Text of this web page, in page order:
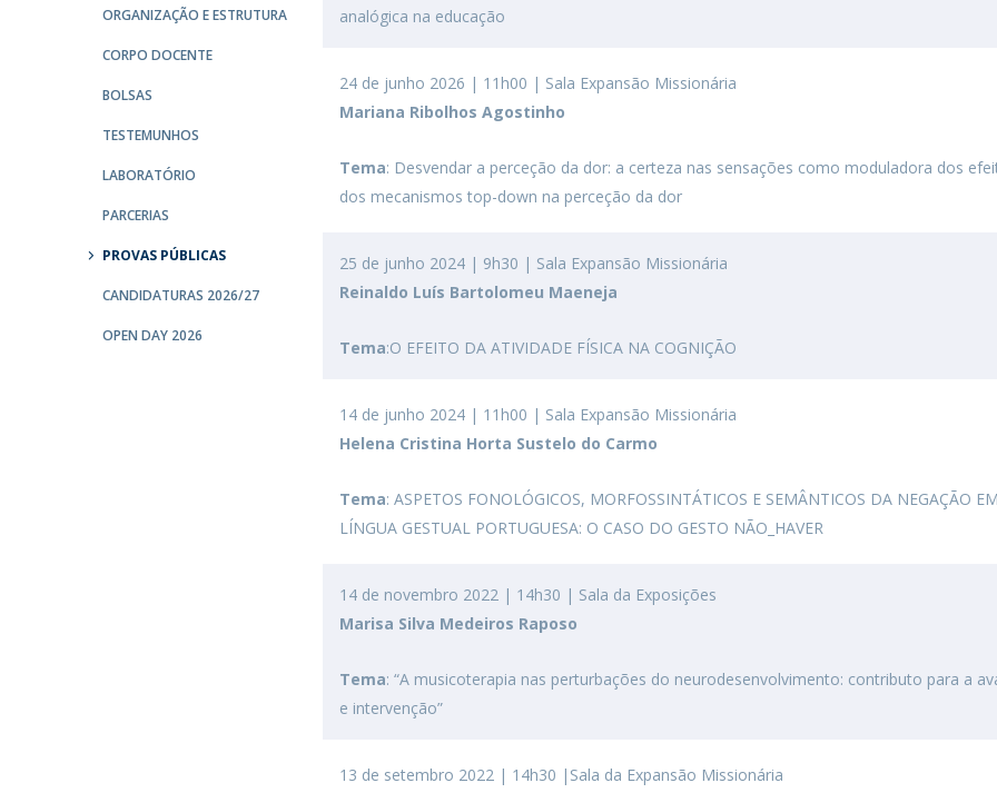
ORGANIZAÇÃO E ESTRUTURA
CORPO DOCENTE
BOLSAS
TESTEMUNHOS
LABORATÓRIO
PARCERIAS
PROVAS PÚBLICAS
CANDIDATURAS 2026/27
OPEN DAY 2026
analógica na educação
24 de junho 2026 | 11h00 | Sala Expansão Missionária
Mariana Ribolhos Agostinho
Tema: Desvendar a perceção da dor: a certeza nas sensações como moduladora dos
dos mecanismos top-down na perceção da dor
25 de junho 2024 | 9h30 | Sala Expansão Missionária
Reinaldo Luís Bartolomeu Maeneja
Tema:O EFEITO DA ATIVIDADE FÍSICA NA COGNIÇÃO
14 de junho 2024 | 11h00 | Sala Expansão Missionária
Helena Cristina Horta Sustelo do Carmo
Tema: ASPETOS FONOLÓGICOS, MORFOSSINTÁTICOS E SEMÂNTICOS DA NEGAÇÃO EM
LÍNGUA GESTUAL PORTUGUESA: O CASO DO GESTO NÃO_HAVER
14 de novembro 2022 | 14h30 | Sala da Exposições
Marisa Silva Medeiros Raposo
Tema: “A musicoterapia nas perturbações do neurodesenvolvimento: contributo para a
e intervenção”
13 de setembro 2022 | 14h30 |Sala da Expansão Missionária